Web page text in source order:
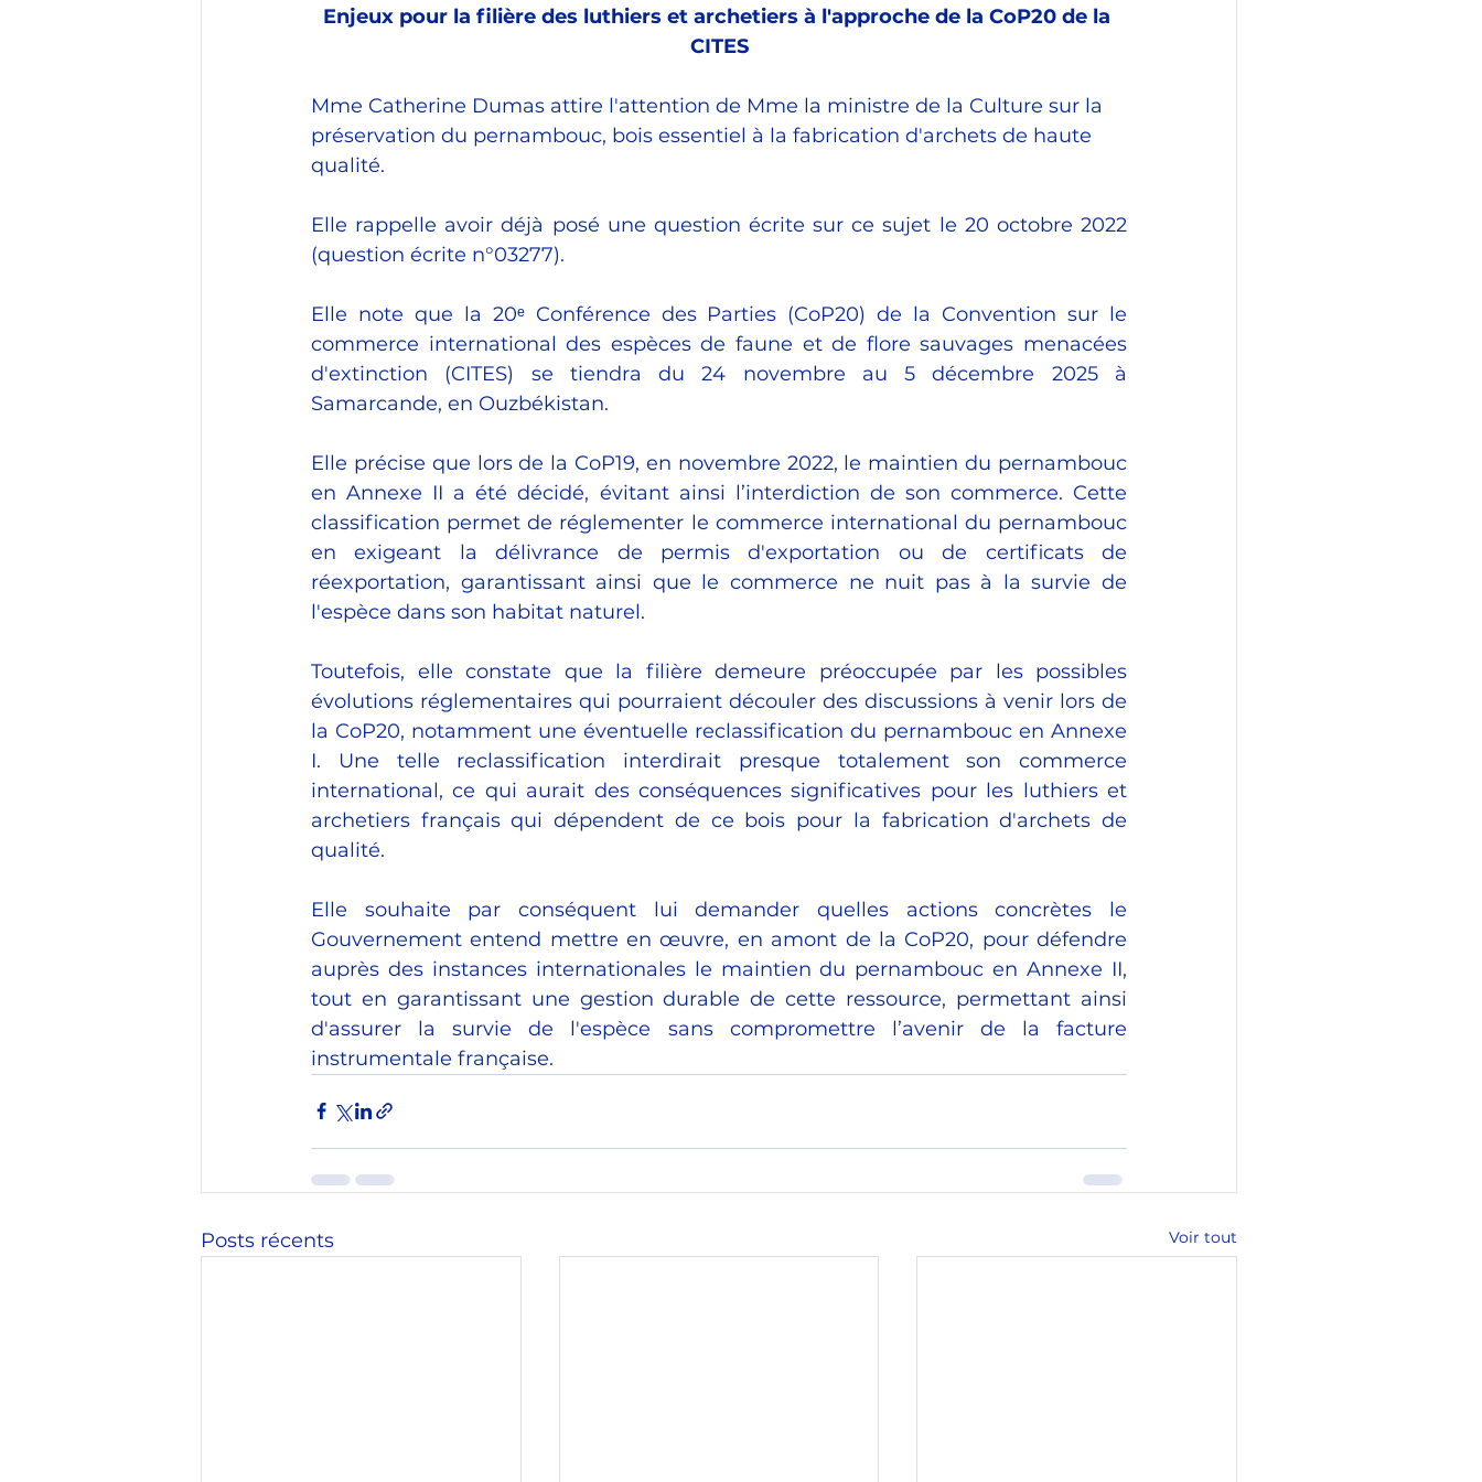
Enjeux pour la filière des luthiers et archetiers à l'approche de la CoP20 de la
CITES
Mme Catherine Dumas attire l'attention de Mme la ministre de la Culture sur la
préservation du pernambouc, bois essentiel à la fabrication d'archets de haute
qualité.
Elle rappelle avoir déjà posé une question écrite sur ce sujet le 20 octobre 2022
(question écrite n°03277).
Elle note que la 20ᵉ Conférence des Parties (CoP20) de la Convention sur le
commerce international des espèces de faune et de flore sauvages menacées
d'extinction (CITES) se tiendra du 24 novembre au 5 décembre 2025 à
Samarcande, en Ouzbékistan. ​
Elle précise que lors de la CoP19, en novembre 2022, le maintien du pernambouc
en Annexe II a été décidé, évitant ainsi l’interdiction de son commerce. Cette
classification permet de réglementer le commerce international du pernambouc
en exigeant la délivrance de permis d'exportation ou de certificats de
réexportation, garantissant ainsi que le commerce ne nuit pas à la survie de
l'espèce dans son habitat naturel.​
Toutefois, elle constate que la filière demeure préoccupée par les possibles
évolutions réglementaires qui pourraient découler des discussions à venir lors de
la CoP20, notamment une éventuelle reclassification du pernambouc en Annexe
I. Une telle reclassification interdirait presque totalement son commerce
international, ce qui aurait des conséquences significatives pour les luthiers et
archetiers français qui dépendent de ce bois pour la fabrication d'archets de
qualité.​
Elle souhaite par conséquent lui demander quelles actions concrètes le
Gouvernement entend mettre en œuvre, en amont de la CoP20, pour défendre
auprès des instances internationales le maintien du pernambouc en Annexe II,
tout en garantissant une gestion durable de cette ressource, permettant ainsi
d'assurer la survie de l'espèce sans compromettre l’avenir de la facture
instrumentale française.
Posts récents Voir tout